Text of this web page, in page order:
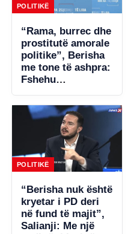
POLITIKË
“Rama, burrec dhe
prostitutë amorale
politike”, Berisha
me tone të ashpra:
Fshehu
samitin në Spanjë!
POLITIKË
“Berisha nuk është
kryetar i PD deri
në fund të majit”,
Salianji: Me një